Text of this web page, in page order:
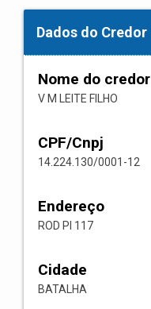
Dados do Credor
Nome do credor
V M LEITE FILHO
CPF/Cnpj
14.224.130/0001-12
Endereço
ROD PI 117
Cidade
BATALHA